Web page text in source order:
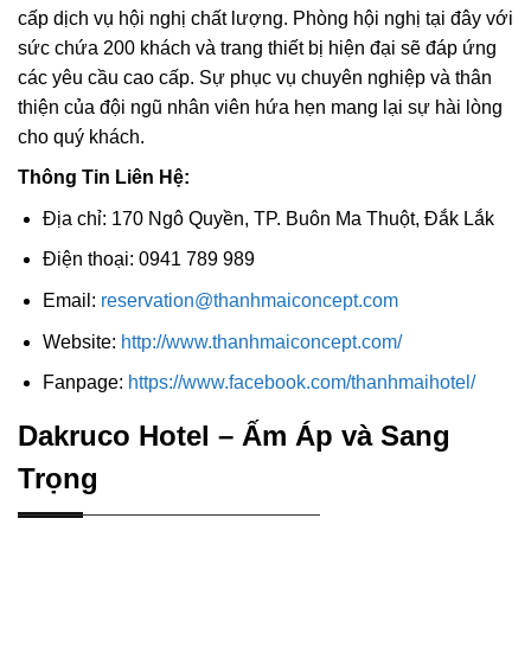
cấp dịch vụ hội nghị chất lượng. Phòng hội nghị tại đây với
sức chứa 200 khách và trang thiết bị hiện đại sẽ đáp ứng
các yêu cầu cao cấp. Sự phục vụ chuyên nghiệp và thân
thiện của đội ngũ nhân viên hứa hẹn mang lại sự hài lòng
cho quý khách.
Thông Tin Liên Hệ:
Địa chỉ: 170 Ngô Quyền, TP. Buôn Ma Thuột, Đắk Lắk
Điện thoại: 0941 789 989
Email: reservation@thanhmaiconcept.com
Website: http://www.thanhmaiconcept.com/
Fanpage: https://www.facebook.com/thanhmaihotel/
Dakruco Hotel – Ấm Áp và Sang
Trọng